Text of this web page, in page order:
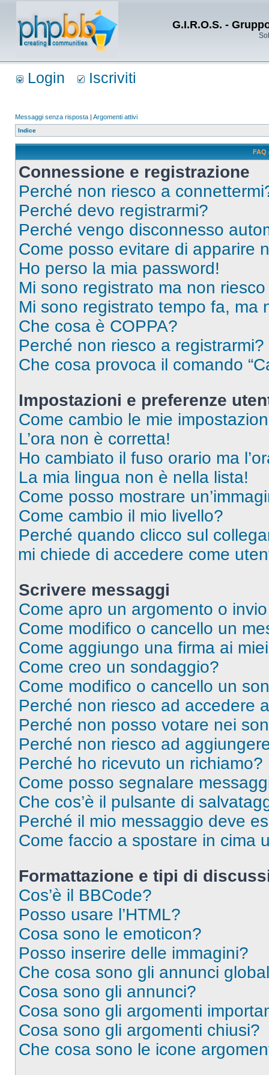
G.I.R.O.S. -
Login Iscriviti
Messaggi senza risposta | Argomenti attivi
Indice
FAQ
Connessione e registrazione
Perché non riesco a
Perché devo registrarmi?
Perché vengo disconnesso
Come posso evitare di apparire
Ho perso la mia password!
Mi sono registrato ma non
Mi sono registrato tempo fa, ma
Che cosa è COPPA?
Perché non riesco a registrarmi?
Che cosa provoca il comando
Impostazioni e preferenze
Come cambio le mie
L’ora non è corretta!
Ho cambiato il fuso orario ma
La mia lingua non è nella lista!
Come posso mostrare
Come cambio il mio livello?
Perché quando clicco sul
mi chiede di accedere come
Scrivere messaggi
Come apro un argomento o
Come modifico o cancello un
Come aggiungo una firma ai
Come creo un sondaggio?
Come modifico o cancello un
Perché non riesco ad accedere
Perché non posso votare nei
Perché non riesco ad
Perché ho ricevuto un richiamo?
Come posso segnalare
Che cos’è il pulsante di
Perché il mio messaggio deve
Come faccio a spostare in cima
Formattazione e tipi di
Cos’è il BBCode?
Posso usare l’HTML?
Cosa sono le emoticon?
Posso inserire delle immagini?
Che cosa sono gli annunci
Cosa sono gli annunci?
Cosa sono gli argomenti
Cosa sono gli argomenti chiusi?
Che cosa sono le icone